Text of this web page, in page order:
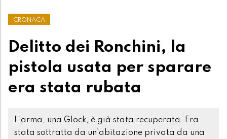
CRONACA
Delitto dei Ronchini, la
pistola usata per sparare
era stata rubata
L’arma, una Glock, è già stata recuperata. Era
stata sottratta da un’abitazione privata da una